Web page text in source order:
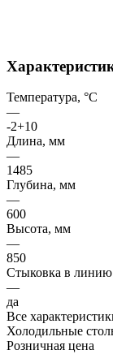
Температура, °C
—
-2+10
Длина, мм
—
1485
Глубина, мм
—
600
Высота, мм
—
850
Стыковка в линию
—
да
Все
Холодильные
Розничная цена